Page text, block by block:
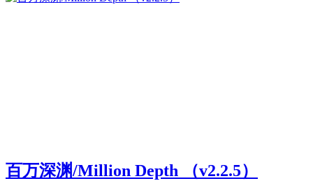
百万深渊/Million Depth （v2.2.5）